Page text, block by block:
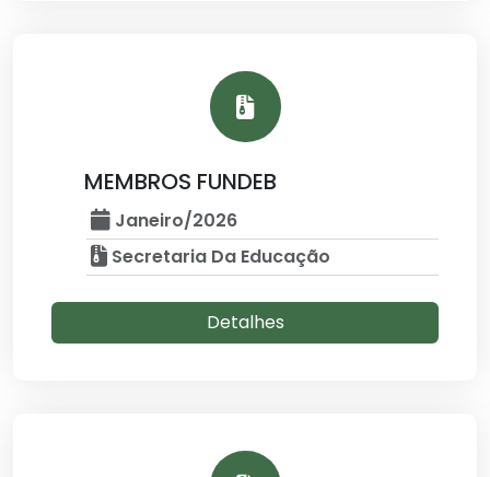
MEMBROS FUNDEB
Janeiro/2026
Secretaria Da Educação
Detalhes